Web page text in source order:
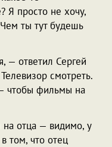
Я просто не хочу,
ты тут будешь
— ответил Сергей
смотреть.
чтобы фильмы на
отца — видимо, у
том, что отец